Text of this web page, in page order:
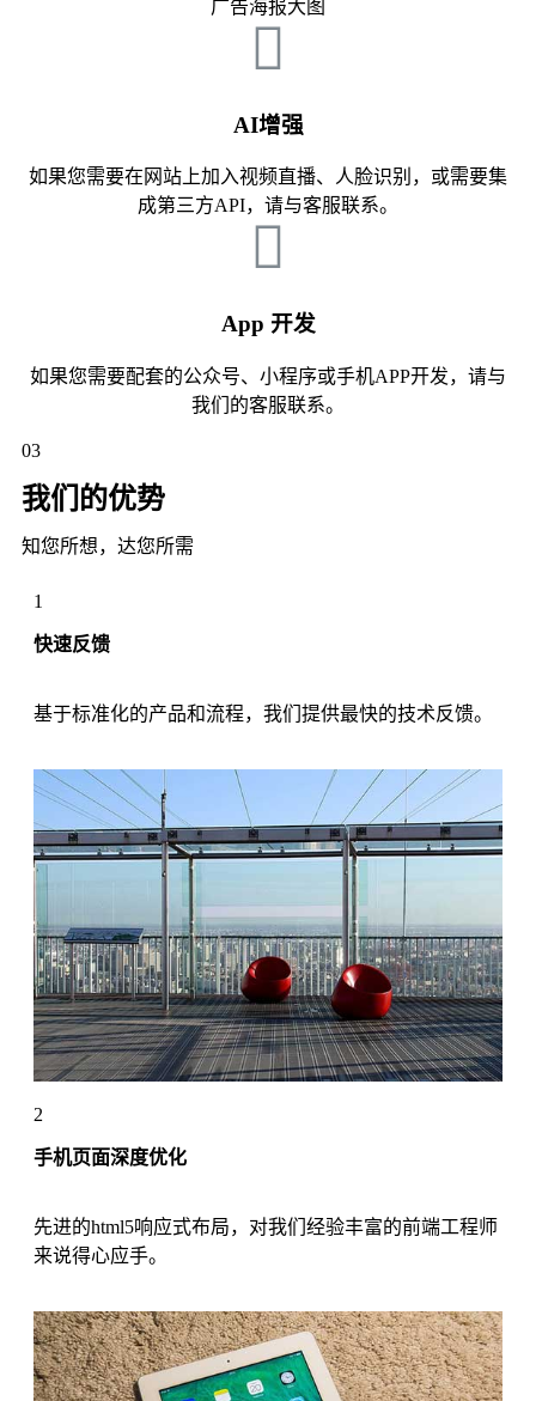
广告海报大图
AI增强
如果您需要在网站上加入视频直播、人脸识别，或需要集
成第三方API，请与客服联系。
App 开发
如果您需要配套的公众号、小程序或手机APP开发，请与
我们的客服联系。
03
我们的优势
知您所想，达您所需
1
快速反馈
基于标准化的产品和流程，我们提供最快的技术反馈。
2
手机页面深度优化
先进的html5响应式布局，对我们经验丰富的前端工程师
来说得心应手。